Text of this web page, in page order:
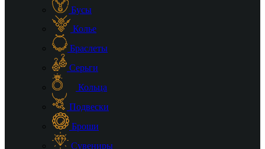
Бусы
Колье
Браслеты
Серьги
Кольца
Подвески
Броши
Сувениры